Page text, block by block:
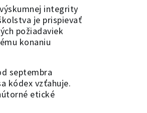
integrity
je prispievať
požiadaviek
konaniu
septembra
kódex vzťahuje.
etické